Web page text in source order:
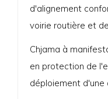
d'alignement
voirie routière et
Chjama à
en protection de
déploiement